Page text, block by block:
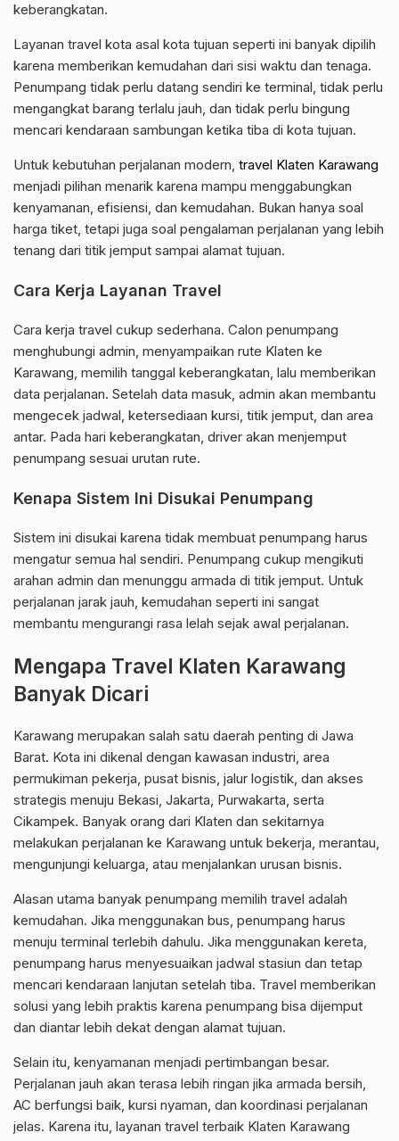
keberangkatan.
Layanan travel kota asal kota tujuan seperti ini banyak dipilih
karena memberikan kemudahan dari sisi waktu dan tenaga.
Penumpang tidak perlu datang sendiri ke terminal, tidak perlu
mengangkat barang terlalu jauh, dan tidak perlu bingung
mencari kendaraan sambungan ketika tiba di kota tujuan.
Untuk kebutuhan perjalanan modern, travel Klaten Karawang
menjadi pilihan menarik karena mampu menggabungkan
kenyamanan, efisiensi, dan kemudahan. Bukan hanya soal
harga tiket, tetapi juga soal pengalaman perjalanan yang lebih
tenang dari titik jemput sampai alamat tujuan.
Cara Kerja Layanan Travel
Cara kerja travel cukup sederhana. Calon penumpang
menghubungi admin, menyampaikan rute Klaten ke
Karawang, memilih tanggal keberangkatan, lalu memberikan
data perjalanan. Setelah data masuk, admin akan membantu
mengecek jadwal, ketersediaan kursi, titik jemput, dan area
antar. Pada hari keberangkatan, driver akan menjemput
penumpang sesuai urutan rute.
Kenapa Sistem Ini Disukai Penumpang
Sistem ini disukai karena tidak membuat penumpang harus
mengatur semua hal sendiri. Penumpang cukup mengikuti
arahan admin dan menunggu armada di titik jemput. Untuk
perjalanan jarak jauh, kemudahan seperti ini sangat
membantu mengurangi rasa lelah sejak awal perjalanan.
Mengapa Travel Klaten Karawang
Banyak Dicari
Karawang merupakan salah satu daerah penting di Jawa
Barat. Kota ini dikenal dengan kawasan industri, area
permukiman pekerja, pusat bisnis, jalur logistik, dan akses
strategis menuju Bekasi, Jakarta, Purwakarta, serta
Cikampek. Banyak orang dari Klaten dan sekitarnya
melakukan perjalanan ke Karawang untuk bekerja, merantau,
mengunjungi keluarga, atau menjalankan urusan bisnis.
Alasan utama banyak penumpang memilih travel adalah
kemudahan. Jika menggunakan bus, penumpang harus
menuju terminal terlebih dahulu. Jika menggunakan kereta,
penumpang harus menyesuaikan jadwal stasiun dan tetap
mencari kendaraan lanjutan setelah tiba. Travel memberikan
solusi yang lebih praktis karena penumpang bisa dijemput
dan diantar lebih dekat dengan alamat tujuan.
Selain itu, kenyamanan menjadi pertimbangan besar.
Perjalanan jauh akan terasa lebih ringan jika armada bersih,
AC berfungsi baik, kursi nyaman, dan koordinasi perjalanan
jelas. Karena itu, layanan travel terbaik Klaten Karawang